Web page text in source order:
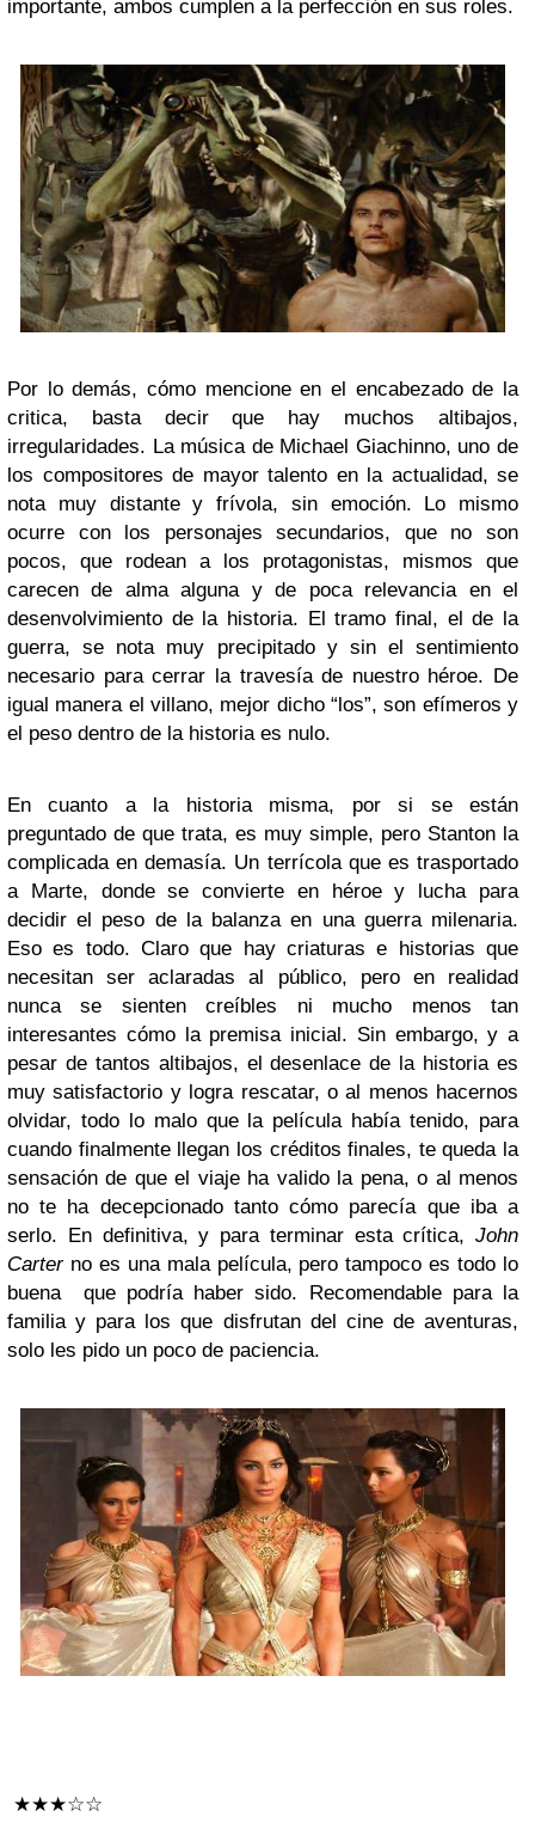
importante, ambos cumplen a la perfección en sus roles.
Por lo demás, cómo mencione en el encabezado de la
critica, basta decir que hay muchos altibajos,
irregularidades. La música de Michael Giachinno, uno de
los compositores de mayor talento en la actualidad, se
nota muy distante y frívola, sin emoción. Lo mismo
ocurre con los personajes secundarios, que no son
pocos, que rodean a los protagonistas, mismos que
carecen de alma alguna y de poca relevancia en el
desenvolvimiento de la historia. El tramo final, el de la
guerra, se nota muy precipitado y sin el sentimiento
necesario para cerrar la travesía de nuestro héroe. De
igual manera el villano, mejor dicho “los”, son efímeros y
el peso dentro de la historia es nulo.
En cuanto a la historia misma, por si se están
preguntado de que trata, es muy simple, pero Stanton la
complicada en demasía. Un terrícola que es trasportado
a Marte, donde se convierte en héroe y lucha para
decidir el peso de la balanza en una guerra milenaria.
Eso es todo. Claro que hay criaturas e historias que
necesitan ser aclaradas al público, pero en realidad
nunca se sienten creíbles ni mucho menos tan
interesantes cómo la premisa inicial. Sin embargo, y a
pesar de tantos altibajos, el desenlace de la historia es
muy satisfactorio y logra rescatar, o al menos hacernos
olvidar, todo lo malo que la película había tenido, para
cuando finalmente llegan los créditos finales, te queda la
sensación de que el viaje ha valido la pena, o al menos
no te ha decepcionado tanto cómo parecía que iba a
serlo. En definitiva, y para terminar esta crítica, John
Carterno es una mala película, pero tampoco es todo lo
buena que podría haber sido. Recomendable para la
familia y para los que disfrutan del cine de aventuras,
solo les pido un poco de paciencia.
★★★☆☆